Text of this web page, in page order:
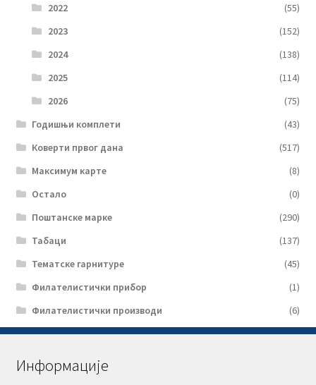
2022
(55)
2023
(152)
2024
(138)
2025
(114)
2026
(75)
Годишњи комплети
(43)
Коверти првог дана
(517)
Максимум карте
(8)
Остало
(0)
Поштанске марке
(290)
Табаци
(137)
Тематске гарнитуре
(45)
Филателистички прибор
(1)
Филателистички производи
(6)
Информације